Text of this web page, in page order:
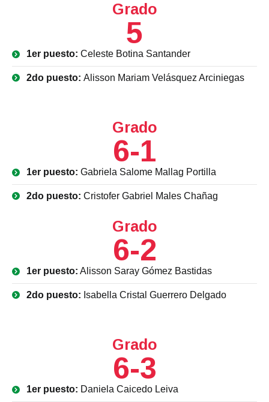
Grado
5
1er puesto: Celeste Botina Santander
2do puesto: Alisson Mariam Velásquez Arciniegas
Grado
6-1
1er puesto: Gabriela Salome Mallag Portilla
2do puesto: Cristofer Gabriel Males Chañag
Grado
6-2
1er puesto: Alisson Saray Gómez Bastidas
2do puesto: Isabella Cristal Guerrero Delgado
Grado
6-3
1er puesto: Daniela Caicedo Leiva